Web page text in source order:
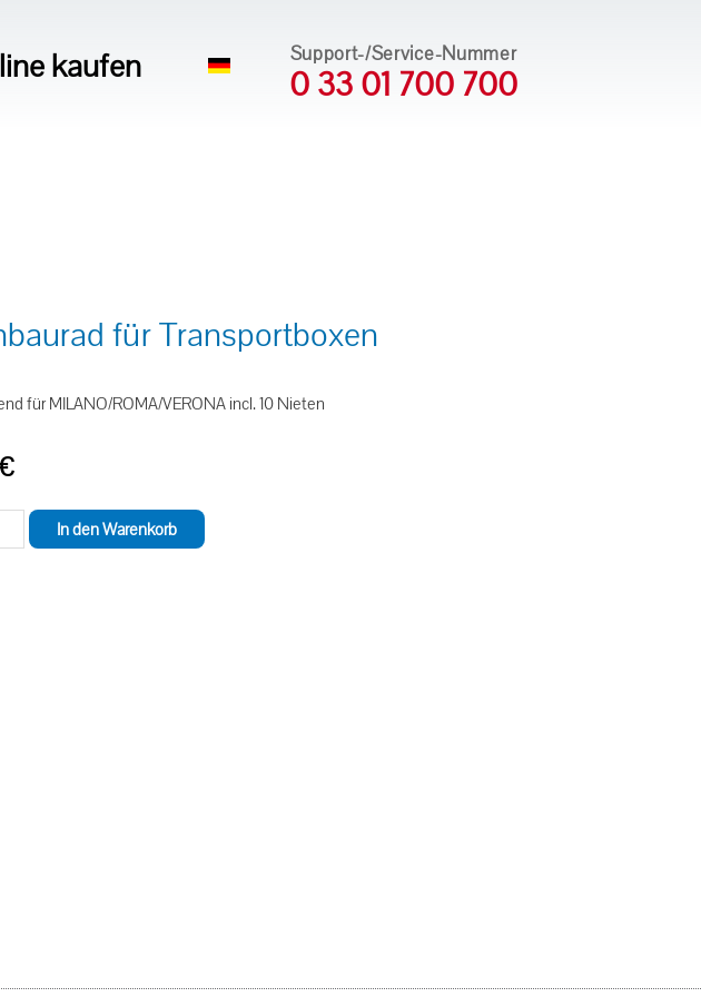
kaufen Support-/Service-Nummer
0 33 01 700 700
für Transportboxen
für MILANO/ROMA/VERONA incl. 10 Nieten
€
In den Warenkorb